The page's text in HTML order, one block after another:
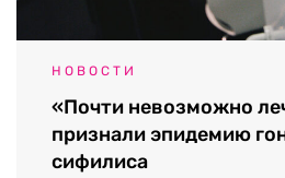
НОВОСТИ
«Почти невозможно
признали эпидемию
сифилиса